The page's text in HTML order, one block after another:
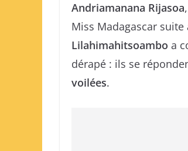
Andriamanana Rijasoa
Miss Madagascar suite
Lilahimahitsoambo a
dérapé : ils se
voilées.